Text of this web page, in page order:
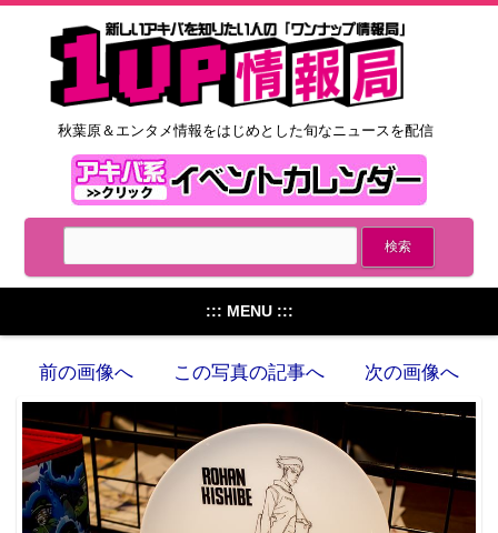
秋葉原＆エンタメ情報をはじめとした旬なニュースを配信
::: MENU :::
前の画像へ この写真の記事へ 次の画像へ